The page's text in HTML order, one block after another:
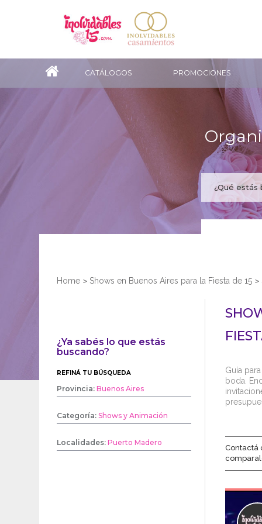
CATÁLOGOS PROMOCIONES
Home > Shows en Buenos Aires para la Fiesta de 15 >
¿Ya sabés lo que estás
buscando?
REFINÁ TU BÚSQUEDA
Provincia:Buenos Aires
Categoría:Shows y Animación
Localidades:Puerto Madero
Guía
boda.
Contactá